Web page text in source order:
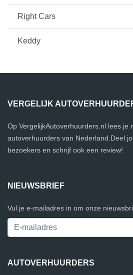
Right Cars
Keddy
VERGELIJK
Op VergelijkAutoverhuurders.nl lees je
autoverhuurders van Nederland.Deel
bezoekers en schrijf ook een review!
NIEUWSBRIEF
Vul je e-mailadres in om onze
AUTOVERHUURDERS